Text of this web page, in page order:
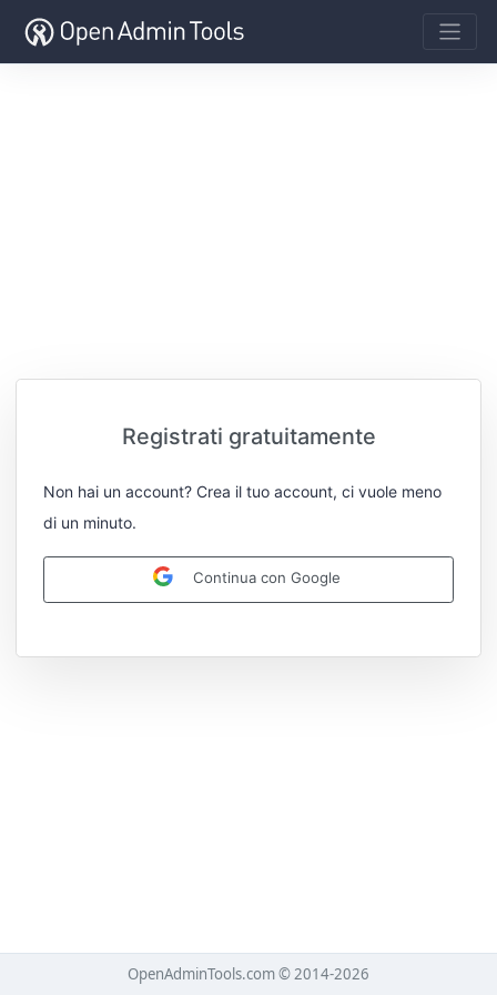
Registrati gratuitamente
Non hai un account? Crea il tuo account, ci vuole meno
di un minuto.
Continua con Google
OpenAdminTools.com © 2014-2026